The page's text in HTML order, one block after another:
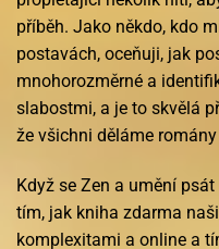
příběh. Jako někdo, kdo
postavách, oceňuji, jak
mnohorozměrné a
slabostmi, a je to skvělá
že všichni děláme romány
Když se Zen a umění
tím, jak kniha zdarma
komplexitami a online a